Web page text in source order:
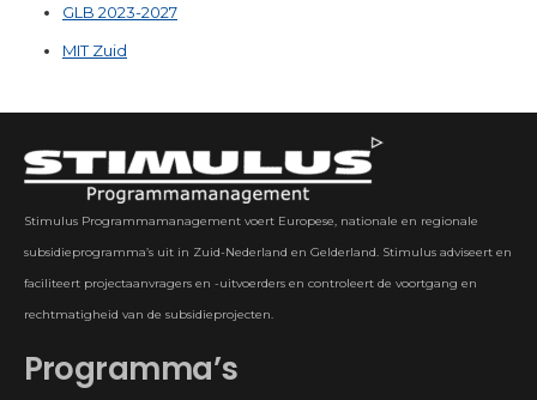
GLB 2023-2027
MIT Zuid
Stimulus Programmamanagement voert Europese, nationale en regionale
subsidieprogramma’s uit in Zuid-Nederland en Gelderland. Stimulus adviseert en
faciliteert projectaanvragers en -uitvoerders en controleert de voortgang en
rechtmatigheid van de subsidieprojecten.
Programma’s